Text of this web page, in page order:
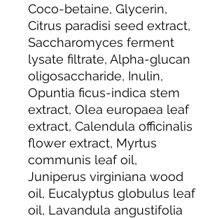
Coco-betaine, Glycerin,
Citrus paradisi seed extract,
Saccharomyces ferment
lysate filtrate, Alpha-glucan
oligosaccharide, Inulin,
Opuntia ficus-indica stem
extract, Olea europaea leaf
extract, Calendula officinalis
flower extract, Myrtus
communis leaf oil,
Juniperus virginiana wood
oil, Eucalyptus globulus leaf
oil, Lavandula angustifolia